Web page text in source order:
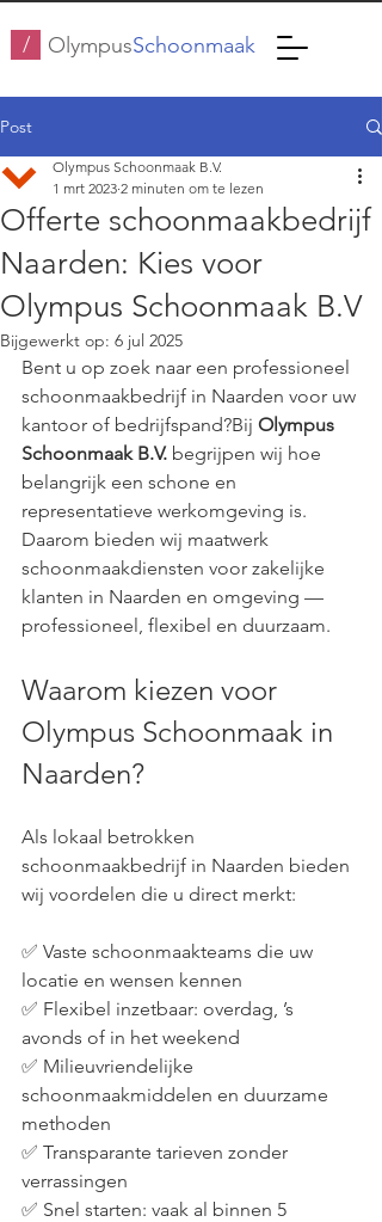
/ OlympusSchoonmaak
Post
Offerte schoonmaakbedrijf
Naarden: Kies voor
Olympus Schoonmaak B.V
Olympus Schoonmaak B.V.
1 mrt 2023 2 minuten om te lezen
Bijgewerkt op: 6 jul 2025
Bent u op zoek naar een professioneel
schoonmaakbedrijf in Naarden voor uw
kantoor of bedrijfspand?Bij Olympus
Schoonmaak B.V. begrijpen wij hoe
belangrijk een schone en
representatieve werkomgeving is.
Daarom bieden wij maatwerk
schoonmaakdiensten voor zakelijke
klanten in Naarden en omgeving —
professioneel, flexibel en duurzaam.
Waarom kiezen voor
Olympus Schoonmaak in
Naarden?
Als lokaal betrokken
schoonmaakbedrijf in Naarden bieden
wij voordelen die u direct merkt:
✅ Vaste schoonmaakteams die uw
locatie en wensen kennen
✅ Flexibel inzetbaar: overdag, ’s
avonds of in het weekend
✅ Milieuvriendelijke
schoonmaakmiddelen en duurzame
methoden
✅ Transparante tarieven zonder
verrassingen
✅ Snel starten: vaak al binnen 5